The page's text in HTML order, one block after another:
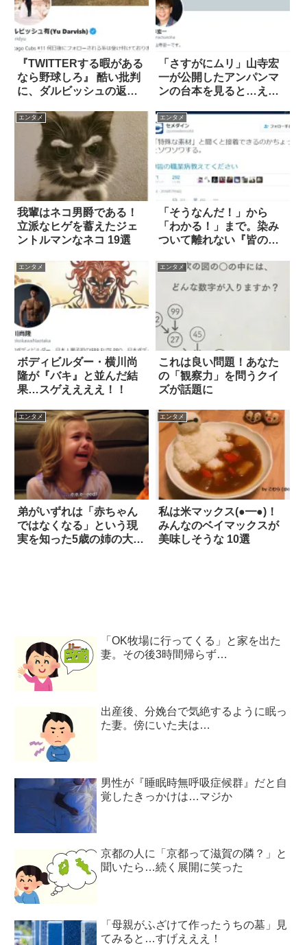
『TWITTERする暇がある
なら野球しろ』 酷い批判
に、ダルビッシュの返答
「さすがにムリ」山寺宏
一が公開したアンパンマ
ンの台本を見ると…え
エンタメ
我輩はネコ男爵である！
立派なヒゲを蓄えたジェ
ントルマンなネコ 19選
エンタメ
「そうなんだ！」から
「わかる！」まで。染み
ついて離れない『皆の職
エンタメ
ボディビルダー・横川尚
隆が『バキ』と並んだ結
果…スゲええええ！！
エンタメ
これは良い問題！あなた
の「観察力」を問うクイ
ズが話題に
エンタメ
弟がいずれは「赤ちゃん
ではなくなる」という現
実を知った5歳の姉の大号
エンタメ
私は米マックス(●━●)！
みんなのベイマックスが
美味しそうな 10選
「OK牧場に行ってくる」と家を出た
妻。その後3時間帰らず…
出産後、分娩台で気絶するように眠っ
た妻。傍にいた夫は…
男性が『睡眠時無呼吸症候群』だと自
覚したきっかけは…マジか
京都の人に「京都って滋賀の隣？」と
聞いたら…続く展開に笑った
「母親がふざけて作ったうちの墓」見
てみると…すげえええ！